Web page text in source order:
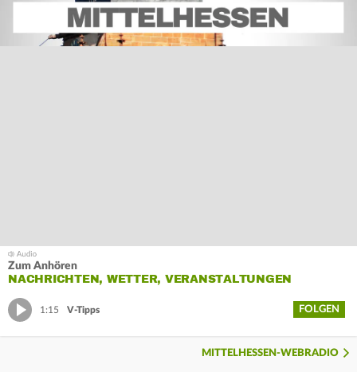
Zum Anhören
NACHRICHTEN, WETTER, VERANSTALTUNGEN
1:15 V-Tipps FOLGEN
MITTELHESSEN-WEBRADIO